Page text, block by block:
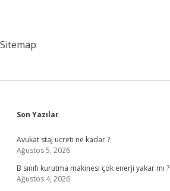
Sitemap
Sidebar
Son Yazılar
Avukat staj ücreti ne kadar ?
Ağustos 5, 2026
B sınıfı kurutma makinesi çok enerji yakar mı ?
Ağustos 4, 2026